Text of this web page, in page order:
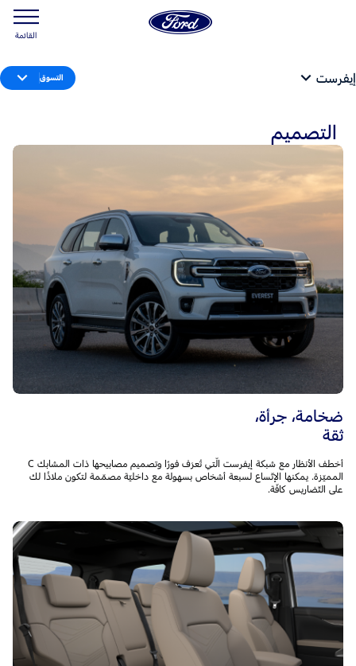
القائمة
إيفرست التسوق
التصميم
ضخامة، جرأة،
ثقة
أخطف الأنظار مع شبكة إيفرست الّتي تُعرَف فورًا وتصميم مصابيحها ذات المشابك C
المميّزة. يمكنها الإتّساع لسبعة أشخاص بسهولة مع داخليّة مصمّمة لتكون ملاذًا لك
على التّضاريس كافّة.